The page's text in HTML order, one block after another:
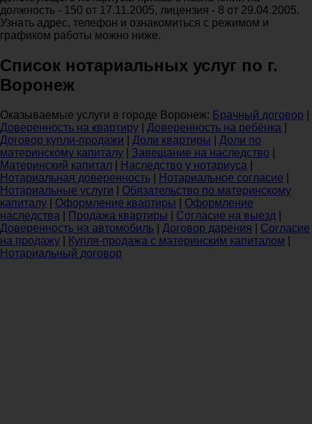
должность - 150 от 17.11.2005, лицензия - 8 от 29.04.2005.
Узнать адрес, телефон и ознакомиться с режимом и
графиком работы можно ниже.
Список нотариальных услуг по г.
Воронеж
Оказываемые услуги в городе Воронеж: Брачный договор
Доверенность на квартиру
Доверенность на ребёнка
Договор купли-продажи
Доли квартиры
Доли по
материнскому капиталу
Завещание на наследство
Материнский капитал
Наследство у нотариуса
Нотариальная доверенность
Нотариальное согласие
Нотариальные услуги
Обязательство по материнскому
капиталу
Оформление квартиры
Оформление
наследства
Продажа квартиры Согласие на выезд
Доверенность на автомобиль
Договор дарения
Согласие
на продажу
Купля-продажа с материнским капиталом
Нотариальный договор